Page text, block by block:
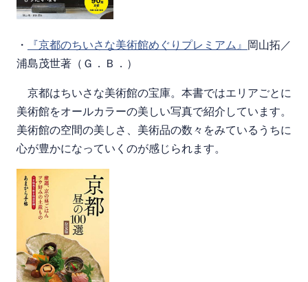
・ 『京都のちいさな美術館めぐりプレミアム』
岡山拓／
浦島茂世著（Ｇ．Ｂ．）
京都はちいさな美術館の宝庫。本書ではエリアごとに
美術館をオールカラーの美しい写真で紹介しています。
美術館の空間の美しさ、美術品の数々をみているうちに
心が豊かになっていくのが感じられます。